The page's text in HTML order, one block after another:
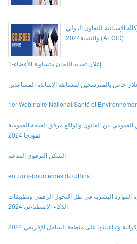
الإسبانية للتعاون الدولي
والتنمية2024 (AECID)
إعلان تجديد اللجان متساوية الأعضاء-1
خاص بالمترشحين لمسابقة الاساتذة المساعدين
1er Webinaire National Santé et
بين القانون والواقع مرفق الصحة العمومية
نموذجا 2024
السكن الترقوي المدعم
ent.univ-boumerdes.dz/UBins
الموارد البشرية في ظل التحول الرقمي وتطبيقات
الذكاء الاصطناعي 2024
وتداعياتها على منطقة الساحل الإفريقي 2024